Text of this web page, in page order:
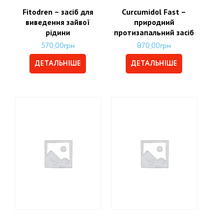
Fitodren – засіб для
виведення зайвої
рідини
570,00грн
ДЕТАЛЬНІШЕ
Curcumidol Fast –
природний
протизапальний засіб
870,00грн
ДЕТАЛЬНІШЕ